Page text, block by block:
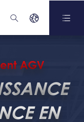
  
AGV
EN